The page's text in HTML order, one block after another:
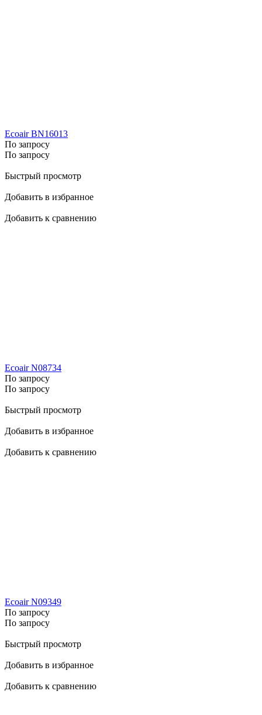
Ecoair BN16013
По запросу
По запросу
Быстрый просмотр
Добавить в избранное
Добавить к сравнению
Ecoair N08734
По запросу
По запросу
Быстрый просмотр
Добавить в избранное
Добавить к сравнению
Ecoair N09349
По запросу
По запросу
Быстрый просмотр
Добавить в избранное
Добавить к сравнению